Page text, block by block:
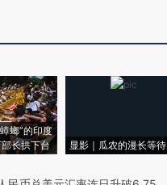
螂”的印度
长拱下台
显影｜瓜农的漫长等待